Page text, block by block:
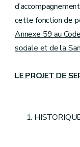
cette fonction de
Annexe 59 au
sociale et de la
LE PROJET DE